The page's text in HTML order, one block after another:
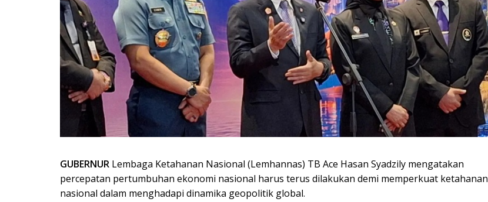
GUBERNUR Lembaga Ketahanan Nasional (Lemhannas) TB Ace Hasan Syadzily mengatakan
percepatan pertumbuhan ekonomi nasional harus terus dilakukan demi memperkuat ketahanan
nasional dalam menghadapi dinamika geopolitik global.